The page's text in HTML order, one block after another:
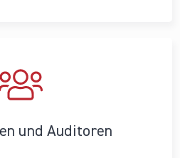
und Auditoren